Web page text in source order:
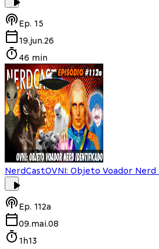
Ep. 15
19.jun.26
46 min
NerdCastOVNI: Objeto Voador
Ep. 112a
09.mai.08
1h13